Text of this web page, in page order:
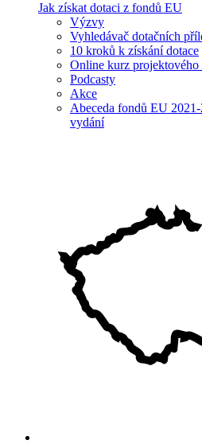
Jak získat dotaci z fondů EU
Výzvy
Vyhledávač dotačních
10 kroků k získání dotace
Online kurz projektového
Podcasty
Akce
Abeceda fondů EU
vydání